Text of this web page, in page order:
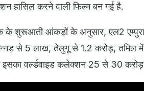
हासिल करने वाली फिल्म बन गई है.
के शुरूआती आंकड़ों के अनुसार, एल2
से 5 लाख, तेलुगू से 1.2 करोड़, तमिल
वर्ल्डवाइड कलेक्शन 25 से 30 करोड़